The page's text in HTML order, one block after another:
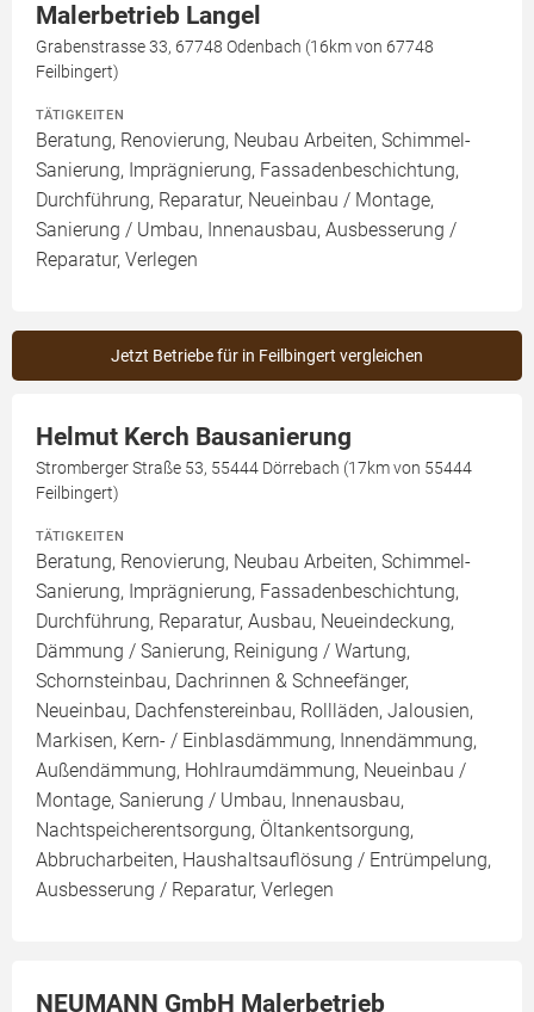
Malerbetrieb Langel
Grabenstrasse 33, 67748 Odenbach (16km von 67748
Feilbingert)
TÄTIGKEITEN
Beratung, Renovierung, Neubau Arbeiten, Schimmel-
Sanierung, Imprägnierung, Fassadenbeschichtung,
Durchführung, Reparatur, Neueinbau / Montage,
Sanierung / Umbau, Innenausbau, Ausbesserung /
Reparatur, Verlegen
Jetzt Betriebe für in Feilbingert vergleichen
Helmut Kerch Bausanierung
Stromberger Straße 53, 55444 Dörrebach (17km von 55444
Feilbingert)
TÄTIGKEITEN
Beratung, Renovierung, Neubau Arbeiten, Schimmel-
Sanierung, Imprägnierung, Fassadenbeschichtung,
Durchführung, Reparatur, Ausbau, Neueindeckung,
Dämmung / Sanierung, Reinigung / Wartung,
Schornsteinbau, Dachrinnen & Schneefänger,
Neueinbau, Dachfenstereinbau, Rollläden, Jalousien,
Markisen, Kern- / Einblasdämmung, Innendämmung,
Außendämmung, Hohlraumdämmung, Neueinbau /
Montage, Sanierung / Umbau, Innenausbau,
Nachtspeicherentsorgung, Öltankentsorgung,
Abbrucharbeiten, Haushaltsauflösung / Entrümpelung,
Ausbesserung / Reparatur, Verlegen
NEUMANN GmbH Malerbetrieb